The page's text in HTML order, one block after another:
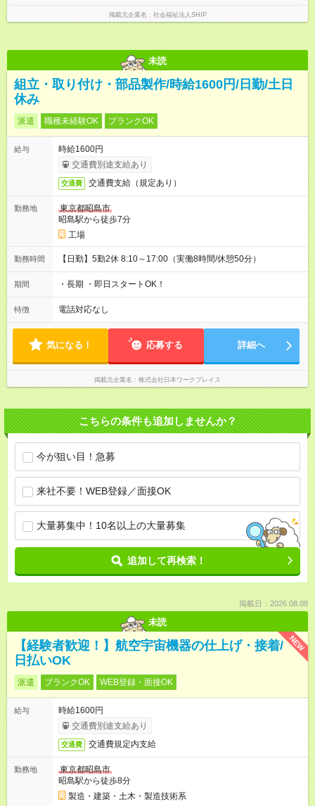
掲載元企業名 社会福祉法人SHIP
未読
組立・取り付け・部品製作/時給1600円/日勤/土日
休み
派遣 職種未経験OK ブランクOK
給与
時給1600円
交通費別途支給あり
交通費 交通費支給（規定あり）
勤務地
東京都昭島市
昭島駅から徒歩7分
工場
勤務時間 【日勤】5勤2休 8:10～17:00（実働8時間/休憩50分）
期間 ・長期 ・即日スタートOK！
特徴 電話対応なし
気になる！ 応募する 詳細へ
掲載元企業名 株式会社日本ワークプレイス
こちらの条件も追加しませんか？
今が狙い目！急募
来社不要！WEB登録／面接OK
大量募集中！10名以上の大量募集
追加して再検索！
掲載日：2026.08.08
未読
NEW
【経験者歓迎！】航空宇宙機器の仕上げ・接着/
日払いOK
派遣 ブランクOK WEB登録・面接OK
給与
時給1600円
交通費別途支給あり
交通費 交通費規定内支給
勤務地
東京都昭島市
昭島駅から徒歩8分
製造・建築・土木・製造技術系